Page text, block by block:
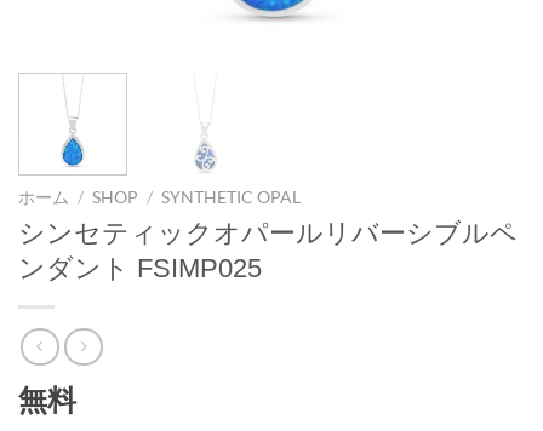
ホーム / SHOP / SYNTHETIC OPAL
シンセティックオパールリバーシブルペ
ンダント FSIMP025
無料